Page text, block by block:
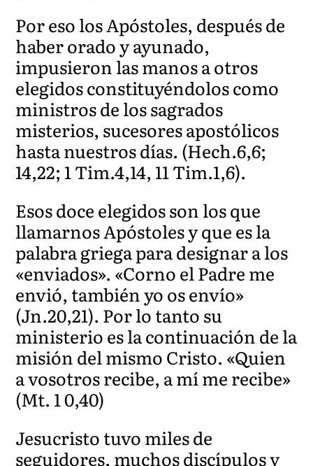
Por eso los Apóstoles, después de
haber orado y ayunado,
impusieron las manos a otros
elegidos constituyéndolos como
ministros de los sagrados
misterios, sucesores apostólicos
hasta nuestros días. (Hech.6,6;
14,22; 1 Tim.4,14, 11 Tim.1,6).
Esos doce elegidos son los que
llamarnos Apóstoles y que es la
palabra griega para designar a los
«enviados». «Corno el Padre me
envió, también yo os envío»
(Jn.20,21). Por lo tanto su
ministerio es la continuación de la
misión del mismo Cristo. «Quien
a vosotros recibe, a mí me recibe»
(Mt. 1 0,40)
Jesucristo tuvo miles de
seguidores, muchos discípulos y